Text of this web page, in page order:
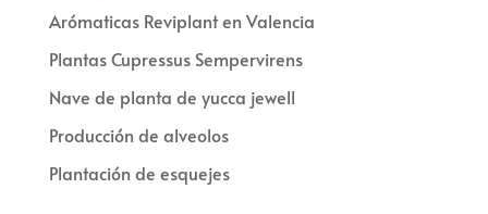
Arómaticas Reviplant en Valencia
Plantas Cupressus Sempervirens
Nave de planta de yucca jewell
Producción de alveolos
Plantación de esquejes